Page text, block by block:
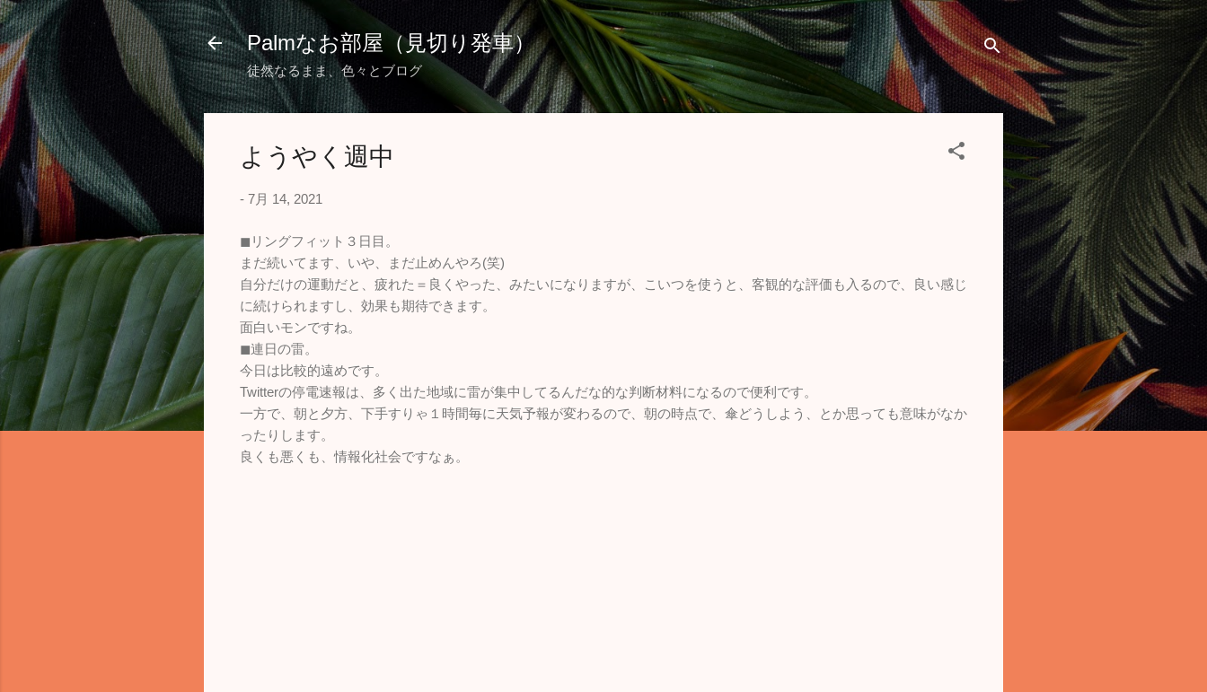
スキップしてメイン コンテンツに移動
Palmなお部屋（見切り発車）
徒然なるまま、色々とブログ
ようやく週中
- 7月 14, 2021
◼︎リングフィット３日目。
まだ続いてます、いや、まだ止めんやろ(笑)
自分だけの運動だと、疲れた＝良くやった、みたいになりますが、こいつを使うと、客観的な評価も入るので、良い感じ
に続けられますし、効果も期待できます。
面白いモンですね。
◼︎連日の雷。
今日は比較的遠めです。
Twitterの停電速報は、多く出た地域に雷が集中してるんだな的な判断材料になるので便利です。
一方で、朝と夕方、下手すりゃ１時間毎に天気予報が変わるので、朝の時点で、傘どうしよう、とか思っても意味がなか
ったりします。
良くも悪くも、情報化社会ですなぁ。